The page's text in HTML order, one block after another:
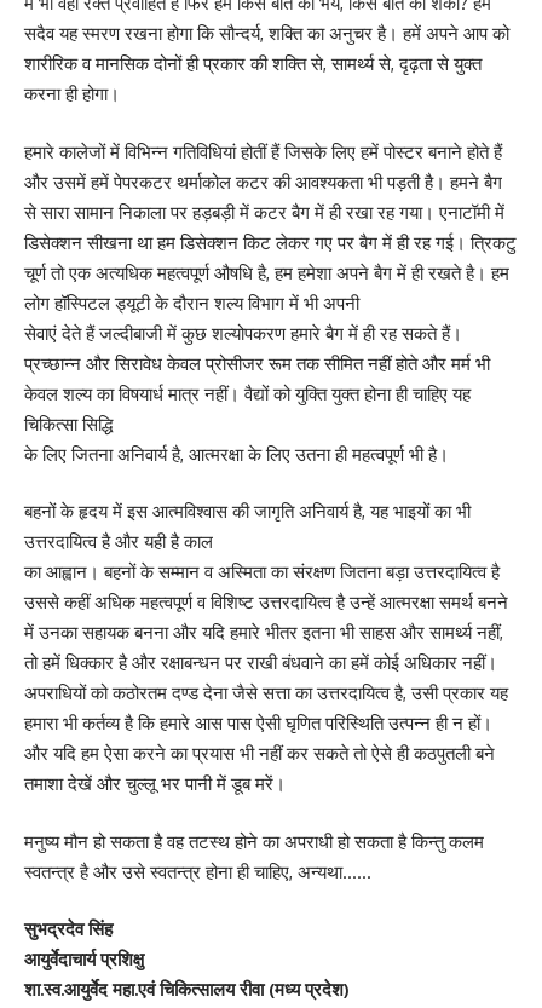
सदैव यह स्मरण रखना होगा कि सौन्दर्य, शक्ति का अनुचर है। हमें अपने आप को
शारीरिक व मानसिक दोनों ही प्रकार की शक्ति से, सामर्थ्य से, दृढ़ता से युक्त
करना ही होगा।
हमारे कालेजों में विभिन्न गतिविधियां होतीं हैं जिसके लिए हमें पोस्टर बनाने होते हैं
और उसमें हमें पेपरकटर थर्माकोल कटर की आवश्यकता भी पड़ती है। हमने बैग
से सारा सामान निकाला पर हड़बड़ी में कटर बैग में ही रखा रह गया। एनाटॉमी में
डिसेक्शन सीखना था हम डिसेक्शन किट लेकर गए पर बैग में ही रह गई। त्रिकटु
चूर्ण तो एक अत्यधिक महत्वपूर्ण औषधि है, हम हमेशा अपने बैग में ही रखते है। हम
लोग हॉस्पिटल ड्यूटी के दौरान शल्य विभाग में भी अपनी
सेवाएं देते हैं जल्दीबाजी में कुछ शल्योपकरण हमारे बैग में ही रह सकते हैं।
प्रच्छान्न और सिरावेध केवल प्रोसीजर रूम तक सीमित नहीं होते और मर्म भी
केवल शल्य का विषयार्ध मात्र नहीं। वैद्यों को युक्ति युक्त होना ही चाहिए यह
चिकित्सा सिद्धि
के लिए जितना अनिवार्य है, आत्मरक्षा के लिए उतना ही महत्वपूर्ण भी है।
बहनों के हृदय में इस आत्मविश्वास की जागृति अनिवार्य है, यह भाइयों का भी
उत्तरदायित्व है और यही है काल
का आह्वान। बहनों के सम्मान व अस्मिता का संरक्षण जितना बड़ा उत्तरदायित्व है
उससे कहीं अधिक महत्वपूर्ण व विशिष्ट उत्तरदायित्व है उन्हें आत्मरक्षा समर्थ बनने
में उनका सहायक बनना और यदि हमारे भीतर इतना भी साहस और सामर्थ्य नहीं,
तो हमें धिक्कार है और रक्षाबन्धन पर राखी बंधवाने का हमें कोई अधिकार नहीं।
अपराधियों को कठोरतम दण्ड देना जैसे सत्ता का उत्तरदायित्व है, उसी प्रकार यह
हमारा भी कर्तव्य है कि हमारे आस पास ऐसी घृणित परिस्थिति उत्पन्न ही न हों।
और यदि हम ऐसा करने का प्रयास भी नहीं कर सकते तो ऐसे ही कठपुतली बने
तमाशा देखें और चुल्लू भर पानी में डूब मरें।
मनुष्य मौन हो सकता है वह तटस्थ होने का अपराधी हो सकता है किन्तु कलम
स्वतन्त्र है और उसे स्वतन्त्र होना ही चाहिए, अन्यथा……
सुभद्रदेव सिंह
आयुर्वेदाचार्य प्रशिक्षु
शा.स्व.आयुर्वेद महा.एवं चिकित्सालय रीवा (मध्य प्रदेश)